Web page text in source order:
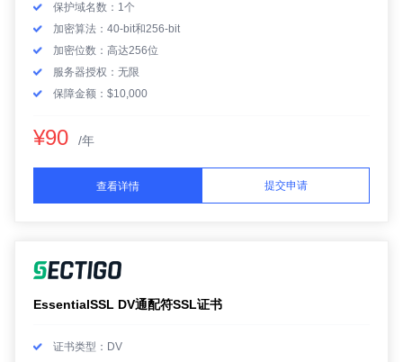
保护域名数：1个
加密算法：40-bit和256-bit
加密位数：高达256位
服务器授权：无限
保障金额：$10,000
¥90 /年
查看详情 提交申请
EssentialSSL DV通配符SSL证书
证书类型：DV